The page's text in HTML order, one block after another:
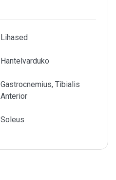
Lihased
Hantelvarduko
Gastrocnemius, Tibialis
Anterior
Soleus